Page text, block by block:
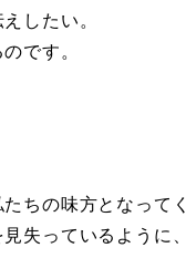
したい。
です。
ちの味方となって
失っているように